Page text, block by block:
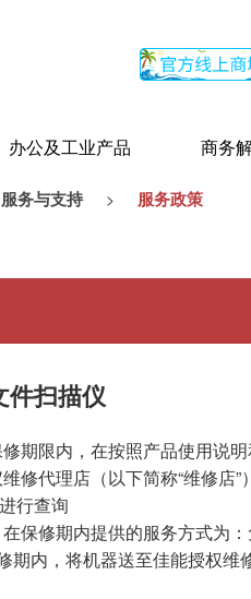
办公及工业产品 商务
服务与支持 > 服务政策
件扫描仪
期限内，在按照产品使用说
修代理店（以下简称“维修
进行查询
保修期内提供的服务方式为
期内，将机器送至佳能授权